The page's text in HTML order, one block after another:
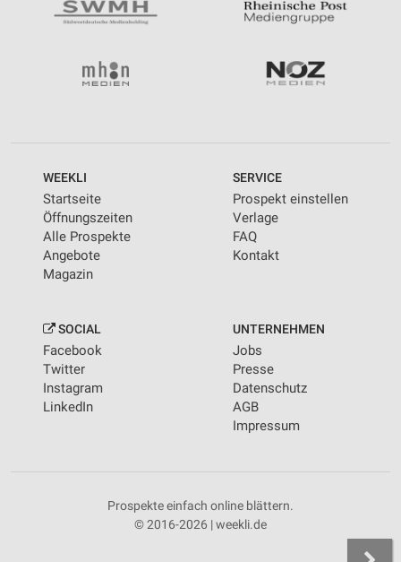
WEEKLI
Startseite
Öffnungszeiten
Alle Prospekte
Angebote
Magazin
SERVICE
Prospekt einstellen
Verlage
FAQ
Kontakt
SOCIAL
Facebook
Twitter
Instagram
LinkedIn
UNTERNEHMEN
Jobs
Presse
Datenschutz
AGB
Impressum
Prospekte einfach online blättern.
© 2016-2026 | weekli.de